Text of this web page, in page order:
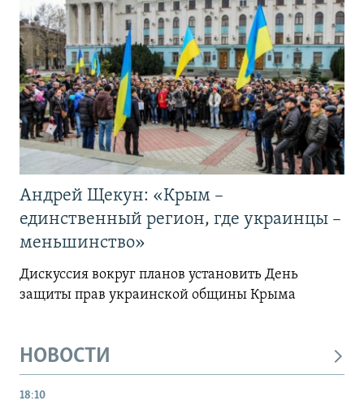
Андрей Щекун: «Крым –
единственный регион, где украинцы –
меньшинство»
Дискуссия вокруг планов установить День
защиты прав украинской общины Крыма
НОВОСТИ
18:10